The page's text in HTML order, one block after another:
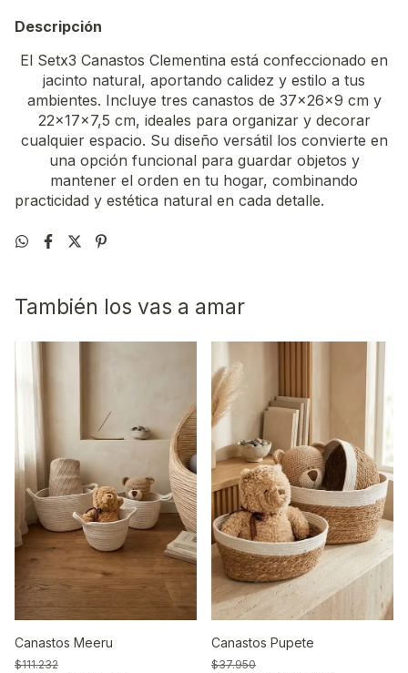
Descripción
El Setx3 Canastos Clementina está confeccionado en
jacinto natural, aportando calidez y estilo a tus
ambientes. Incluye tres canastos de 37x26x9 cm y
22x17x7,5 cm, ideales para organizar y decorar
cualquier espacio. Su diseño versátil los convierte en
una opción funcional para guardar objetos y
mantener el orden en tu hogar, combinando
practicidad y estética natural en cada detalle.
También los vas a amar
Canastos Meeru
$111.232
Canastos Pupete
$37.950